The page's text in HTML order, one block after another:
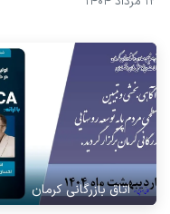
اتاق بازرگانی کرمان